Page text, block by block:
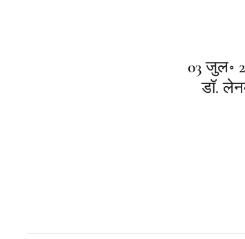
03 जुल॰
डॉ.